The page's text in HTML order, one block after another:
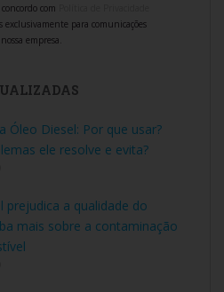
com
exclusivamente para comunicações
empresa.
Óleo Diesel: Por que usar?
ele resolve e evita?
prejudica a qualidade do
mais sobre a contaminação